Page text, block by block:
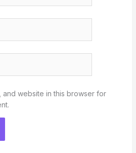
and website in this browser for